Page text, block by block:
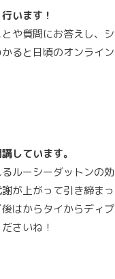
います！
や質問にお答えし、
ると日頃のオンライ
しています。
ルーシーダットンの
が上がって引き締ま
はからタイからディプ
さいね！